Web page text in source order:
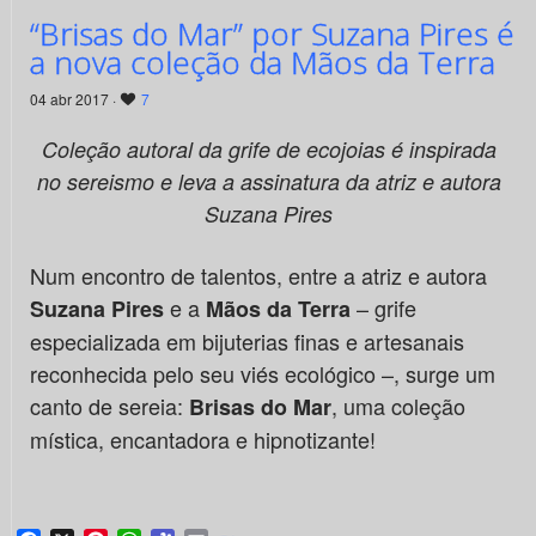
“Brisas do Mar” por Suzana Pires é
a nova coleção da Mãos da Terra
04 abr 2017 · 7
Coleção autoral da grife de ecojoias é inspirada
no sereismo e leva a assinatura da atriz e autora
Suzana Pires
Num encontro de talentos, entre a atriz e autora
Suzana Pirese a Mãos da Terra– grife
especializada em bijuterias finas e artesanais
reconhecida pelo seu viés ecológico –, surge um
canto de sereia: Brisas do Mar, uma coleção
mística, encantadora e hipnotizante!